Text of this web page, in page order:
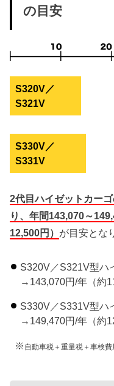
の目安
S320V／
S321V
S330V／
S331V
2代目ハイゼットカー
り、年間143,070～
12,500円） が目安とな
S320V／S321V型ハ
→143,070円/年（約
S330V／S331V型ハ
→149,470円/年（約
※ 自動車税＋重量税＋車検